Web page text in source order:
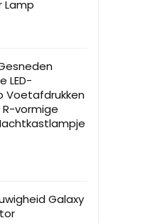
Lamp
LED-
Voetafdrukken
R-vormige
Galaxy